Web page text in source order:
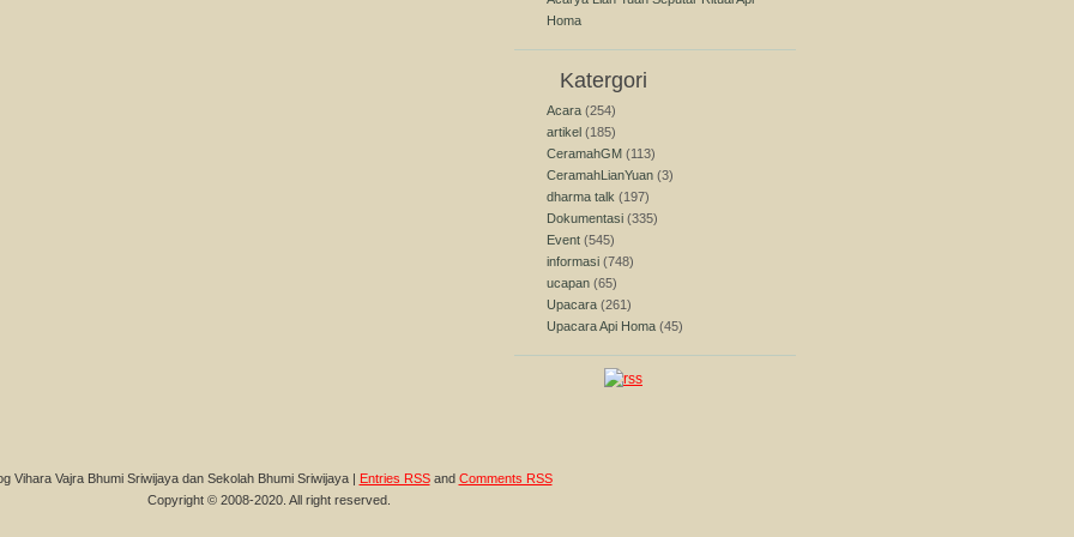
Homa
Katergori
Acara (254)
artikel (185)
CeramahGM (113)
CeramahLianYuan (3)
dharma talk (197)
Dokumentasi (335)
Event (545)
informasi (748)
ucapan (65)
Upacara (261)
Upacara Api Homa (45)
Vihara Vajra Bhumi Sriwijaya dan Sekolah Bhumi Sriwijaya | Entries RSSand Comments RSS
Copyright © 2008-2020. All right reserved.